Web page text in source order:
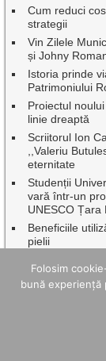
Cum reduci
strategii
Vin Zilele
și Johny
Istoria prinde
Patrimoniului
Proiectul
linie dreaptă
Scriitorul Ion
,,Valeriu
eternitate
Studenții
vară într-un
UNESCO Țara
Beneficiile
pielii
curier rapid îți
Sărbătoare cu
20 Iulie – Ziua
cu apă și de
Folosim
bună experiență